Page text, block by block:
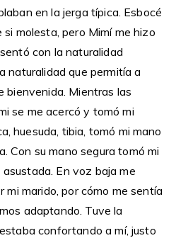
en la jerga típica. Esbocé
molesta, pero Mimí me hizo
con la naturalidad
naturalidad que permitía a
bienvenida. Mientras las
se me acercó y tomó mi
huesuda, tibia, tomó mi mano
Con su mano segura tomó mi
En voz baja me
mi marido, por cómo me sentía
adaptando. Tuve la
confortando a mí, justo